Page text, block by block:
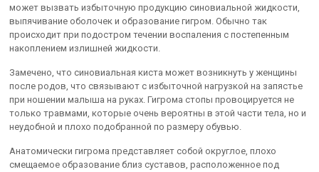
может вызвать избыточную продукцию синовиальной жидкости,
выпячивание оболочек и образование гигром. Обычно так
происходит при подостром течении воспаления с постепенным
накоплением излишней жидкости.
Замечено, что синовиальная киста может возникнуть у женщины
после родов, что связывают с избыточной нагрузкой на запястье
при ношении малыша на руках. Гигрома стопы провоцируется не
только травмами, которые очень вероятны в этой части тела, но и
неудобной и плохо подобранной по размеру обувью.
Анатомически гигрома представляет собой округлое, плохо
смещаемое образование близ суставов, расположенное под